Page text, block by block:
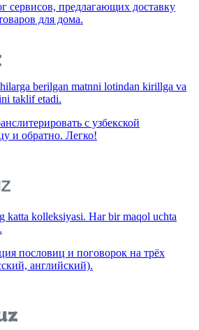
сервисов, предлагающих доставку
для дома.
berilgan matnni lotindan kirillga va
taklif etadi.
с узбекской
и обратно. Легко!
katta kolleksiyasi. Har bir maqol uchta
пословиц и поговорок на трёх
английский).